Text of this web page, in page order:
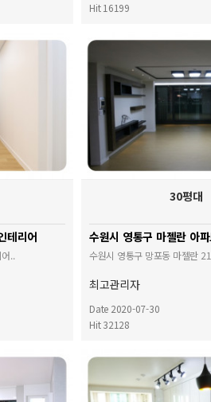
Hit 16199
테리어
..
30평대
수원시 영통구 마젤란 아
수원시 영통구 망포동 마젤란
최고관리자
Date 2020-07-30
Hit 32128